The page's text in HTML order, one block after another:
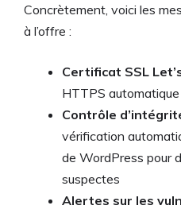
Concrètement, voici les
à l’offre :
Certificat SSL
HTTPS
Contrôle
vérification
de WordPress pour
suspectes
Alertes sur les